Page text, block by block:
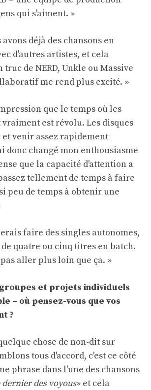
qui s'aiment. »
avons déjà des chansons en
d'autres artistes, et cela
truc de NERD, Unkle ou Massive
me rend plus excité. »
que le temps où les
est révolu. Les disques
venir assez rapidement
donc changé mon enthousiasme
que la capacité d'attention a
tellement de temps à faire
peu de temps à obtenir une
faire des singles autonomes,
de quatre ou cinq titres en batch.
aller plus loin que ça. »
et projets individuels
– où pensez-vous que vos
?
chose de non-dit sur
tous d'accord, c'est ce côté
phrase dans l'une des chansons
dernier des voyous» et cela